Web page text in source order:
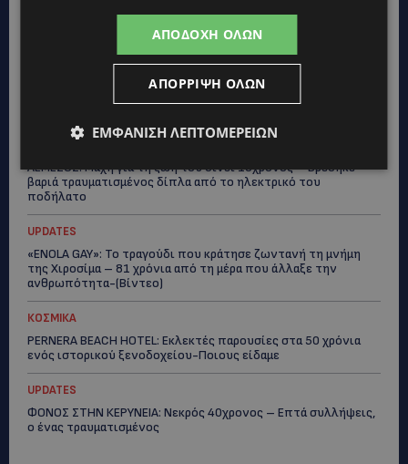
προϋποθέσεις το Κίνημα Οικολόγων
ΛΕΜΕΣΟΣ: Μάχη για τη ζωή του δίνει 18χρονος – Βρέθηκε
βαριά τραυματισμένος δίπλα από το ηλεκτρικό του
ποδήλατο
UPDATES
«ENOLA GAY»: Το τραγούδι που κράτησε ζωντανή τη μνήμη
της Χιροσίμα – 81 χρόνια από τη μέρα που άλλαξε την
ανθρωπότητα-(Bίντεο)
ΚΟΣΜΙΚΑ
PERNERA BEACH HOTEL: Εκλεκτές παρουσίες στα 50 χρόνια
ενός ιστορικού ξενοδοχείου-Ποιους είδαμε
UPDATES
ΦΟΝΟΣ ΣΤΗΝ ΚΕΡΥΝΕΙΑ: Νεκρός 40χρονος – Επτά συλλήψεις,
ο ένας τραυματισμένος
ΑΠΟΔΟΧΉ ΌΛΩΝ
ΑΠΌΡΡΙΨΗ ΌΛΩΝ
ΕΜΦΆΝΙΣΗ ΛΕΠΤΟΜΕΡΕΙΏΝ